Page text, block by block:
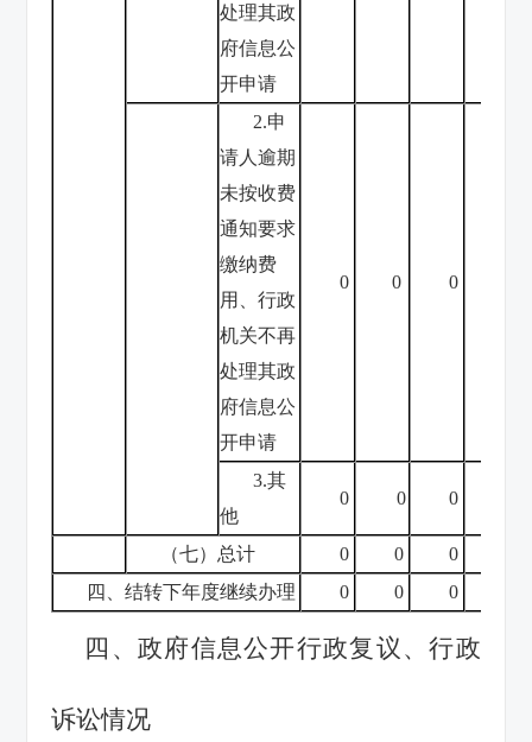
处理其政
府信息公
开申请
2.申
请人逾期
未按收费
通知要求
缴纳费
用、行政
机关不再
处理其政
府信息公
开申请
0 0 0
3.其
他
0 0 0
（七）总计 0 0 0
四、结转下年度继续办理
0 0 0
四、政府信息公开行政复议、行政
诉讼情况